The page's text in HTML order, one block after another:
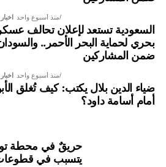
منذ أسبوع واحد
السعودية تستعد لإعلان تحالف
بحري لحماية البحر الأحمر..
ضمن المشاركين
منذ أسبوع واحد
ضياء الدين بلال يكتب: كيف تُغلق
أمام أسامة داود؟
حريقٌ في محطة
يتسبب في قطوعات بـ4